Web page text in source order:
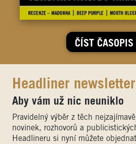
ČÍST ČASOPIS
Headliner newsletter
Aby vám už nic neuniklo
Pravidelný výběr z těch
novinek, rozhovorů a
Headlineru si nyní můžete